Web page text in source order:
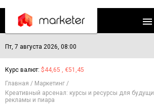
Пт, 7 августа 2026, 08:00
Курс валют: $44,65 , €51,45
Главная
Маркетинг
Креативный арсенал: курсы и ресурсы для
рекламы и пиара